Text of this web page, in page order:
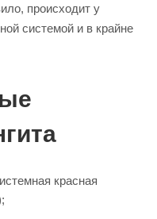
происходит у
системой и в крайне
красная